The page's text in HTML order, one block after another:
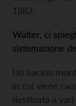
1882.
Walter, ci
sistemazione
Un bacino
in cui viene
destinata a